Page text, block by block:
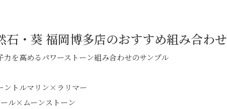
石・葵 福岡博多店のおすすめ組み合わせ
力を高めるパワーストーン組み合わせのサンプル
トルマリン×ラリマー
ル×ムーンストーン